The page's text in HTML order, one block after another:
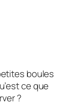
boules
ce que
?